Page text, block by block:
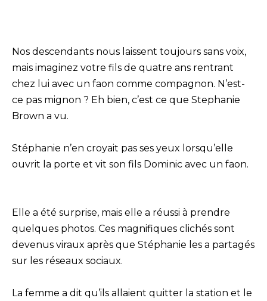
Nos descendants nous laissent toujours sans voix,
mais imaginez votre fils de quatre ans rentrant
chez lui avec un faon comme compagnon. N’est-
ce pas mignon ? Eh bien, c’est ce que Stephanie
Brown a vu.
Stéphanie n’en croyait pas ses yeux lorsqu’elle
ouvrit la porte et vit son fils Dominic avec un faon.
Elle a été surprise, mais elle a réussi à prendre
quelques photos. Ces magnifiques clichés sont
devenus viraux après que Stéphanie les a partagés
sur les réseaux sociaux.
La femme a dit qu’ils allaient quitter la station et le